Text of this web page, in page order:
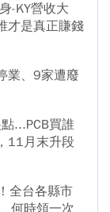
-KY營收大
才是真正賺錢
業、9家遭廢
...PCB買誰
11月末升段
全台各縣市